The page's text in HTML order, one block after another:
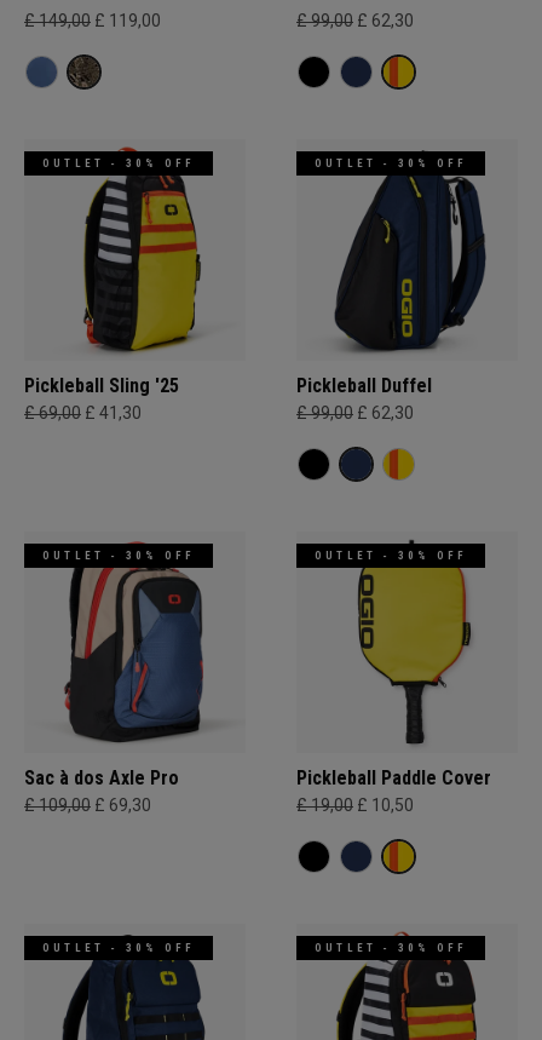
£ 149,00 £ 119,00 £ 99,00 £ 62,30
OUTLET - 30% OFF
Pickleball Sling '25
£ 69,00 £ 41,30
OUTLET - 30% OFF
Pickleball Duffel
£ 99,00 £ 62,30
OUTLET - 30% OFF
Sac à dos Axle Pro
£ 109,00 £ 69,30
OUTLET - 30% OFF
Pickleball Paddle Cover
£ 19,00 £ 10,50
OUTLET - 30% OFF OUTLET - 30% OFF